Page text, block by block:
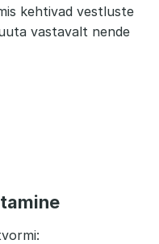
kehtivad vestluste
vastavalt nende